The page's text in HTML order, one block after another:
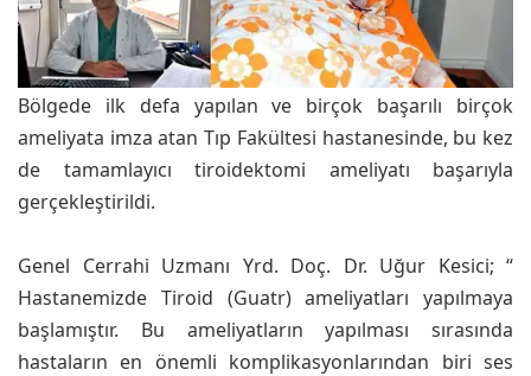
Bölgede ilk defa yapılan ve birçok başarılı birçok
ameliyata imza atan Tıp Fakültesi hastanesinde, bu kez
de tamamlayıcı tiroidektomi ameliyatı başarıyla
gerçekleştirildi.
Genel Cerrahi Uzmanı Yrd. Doç. Dr. Uğur Kesici; “
Hastanemizde Tiroid (Guatr) ameliyatları yapılmaya
başlamıştır. Bu ameliyatların yapılması sırasında
hastaların en önemli komplikasyonlarından biri ses